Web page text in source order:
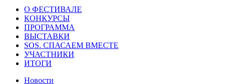
О ФЕСТИВАЛЕ
КОНКУРСЫ
ПРОГРАММА
ВЫСТАВКИ
SOS. СПАСАЕМ ВМЕСТЕ
УЧАСТНИКИ
ИТОГИ
Новости